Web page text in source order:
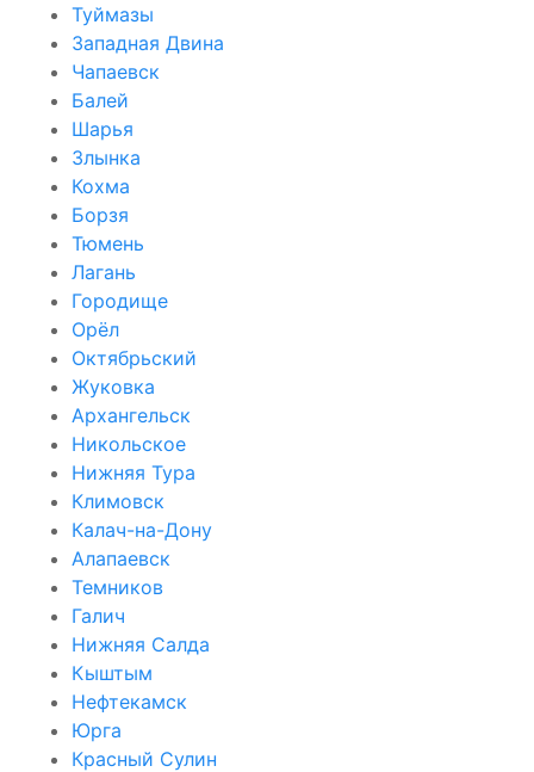
Туймазы
Западная Двина
Чапаевск
Балей
Шарья
Злынка
Кохма
Борзя
Тюмень
Лагань
Городище
Орёл
Октябрьский
Жуковка
Архангельск
Никольское
Нижняя Тура
Климовск
Калач-на-Дону
Алапаевск
Темников
Галич
Нижняя Салда
Кыштым
Нефтекамск
Юрга
Красный Сулин